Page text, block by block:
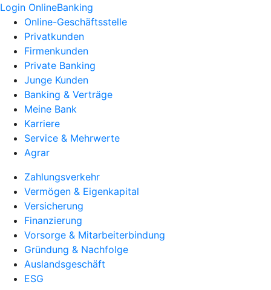
Login OnlineBanking
Online-Geschäftsstelle
Privatkunden
Firmenkunden
Private Banking
Junge Kunden
Banking & Verträge
Meine Bank
Karriere
Service & Mehrwerte
Agrar
Zahlungsverkehr
Vermögen & Eigenkapital
Versicherung
Finanzierung
Vorsorge & Mitarbeiterbindung
Gründung & Nachfolge
Auslandsgeschäft
ESG